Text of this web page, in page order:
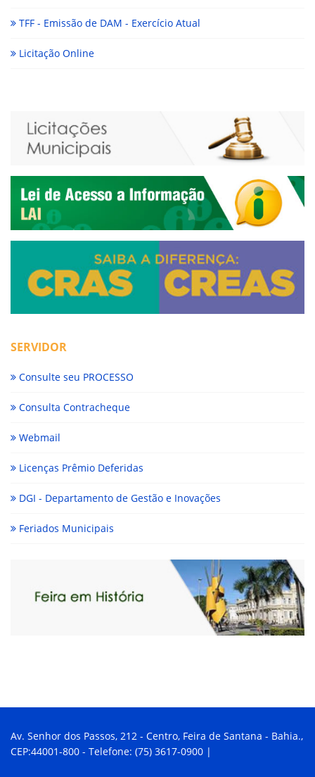
TFF - Emissão de DAM - Exercício Atual
Licitação Online
SERVIDOR
Consulte seu PROCESSO
Consulta Contracheque
Webmail
Licenças Prêmio Deferidas
DGI - Departamento de Gestão e Inovações
Feriados Municipais
Av. Senhor dos Passos, 212 - Centro, Feira de Santana - Bahia.,
CEP:44001-800 - Telefone: (75) 3617-0900 |